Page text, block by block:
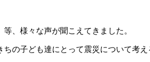
、様々な声が聞こえてきました。
の子ども達にとって震災について考え